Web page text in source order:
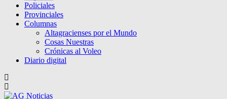
Policiales
Provinciales
Columnas
Altagracienses por el Mundo
Cosas Nuestras
Crónicas al Voleo
Diario digital